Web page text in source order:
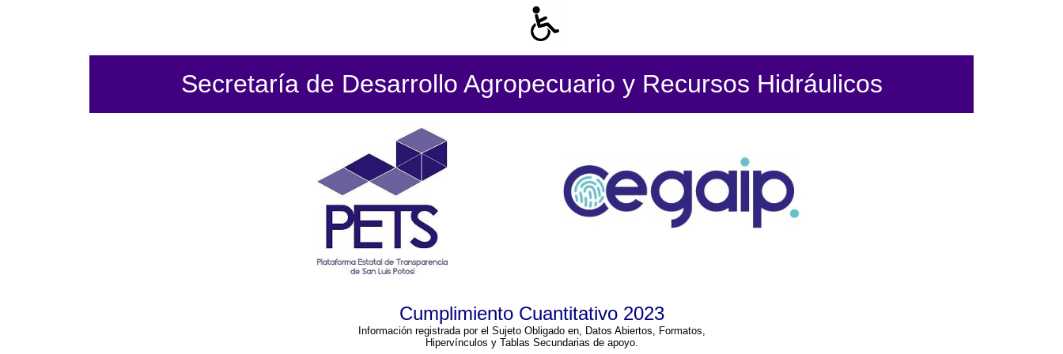
Secretaría de Desarrollo Agropecuario y Recursos Hidráulicos
Cumplimiento Cuantitativo 2023
Información registrada por el Sujeto Obligado en, Datos Abiertos, Formatos,
Hipervínculos y Tablas Secundarias de apoyo.